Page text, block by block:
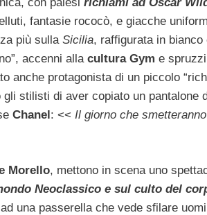
fantasie rococò, e giacche
più sulla Sicilia, raffigurata in bianco
accenni alla cultura Gym e
anche protagonista di un piccolo
stilisti di aver copiato un pantalone
Chanel: << Il giorno che
Morello, mettono in scena uno
Neoclassico e sul culto del
una passerella che vede sfilare